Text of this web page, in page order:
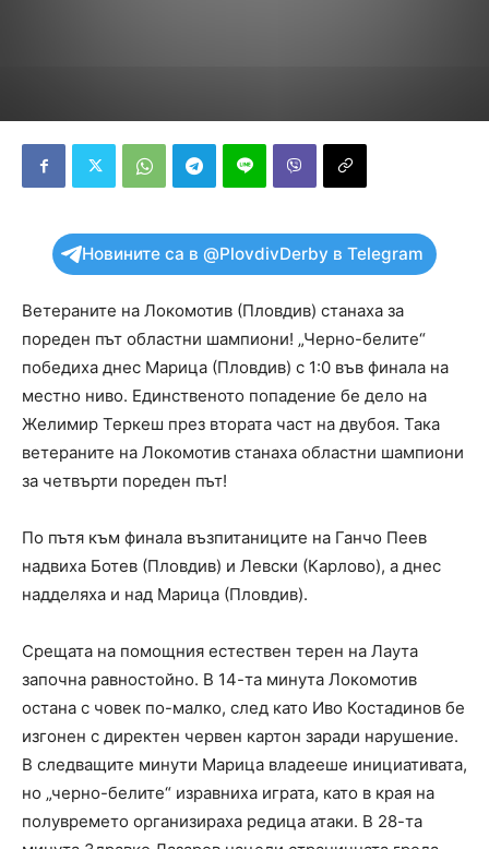
Новините са в @PlovdivDerby в Telegram
Ветераните на Локомотив (Пловдив) станаха за
пореден път областни шампиони! „Черно-белите“
победиха днес Марица (Пловдив) с 1:0 във финала на
местно ниво. Единственото попадение бе дело на
Желимир Теркеш през втората част на двубоя. Така
ветераните на Локомотив станаха областни шампиони
за четвърти пореден път!
По пътя към финала възпитаниците на Ганчо Пеев
надвиха Ботев (Пловдив) и Левски (Карлово), а днес
надделяха и над Марица (Пловдив).
Срещата на помощния естествен терен на Лаута
започна равностойно. В 14-та минута Локомотив
остана с човек по-малко, след като Иво Костадинов бе
изгонен с директен червен картон заради нарушение.
В следващите минути Марица владееше инициативата,
но „черно-белите“ изравниха играта, като в края на
полувремето организираха редица атаки. В 28-та